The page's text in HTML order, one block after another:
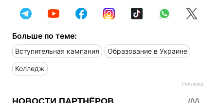
Больше по теме:
Вступительная кампания Образование в Украине
Колледж